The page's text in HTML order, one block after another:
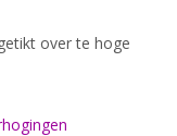
over te hoge